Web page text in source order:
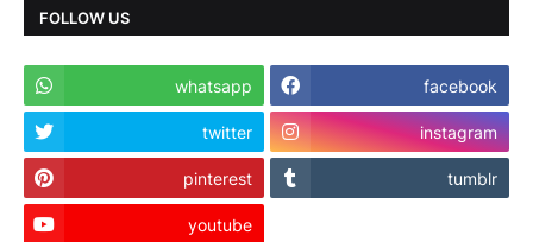
FOLLOW US
whatsapp facebook
twitter instagram
pinterest tumblr
youtube